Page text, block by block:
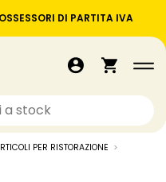
DI PARTITA IVA
PER RISTORAZIONE